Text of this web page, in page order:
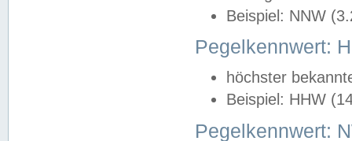
Beispiel: NNW
Pegelkennwert:
höchster
Beispiel: HHW
Pegelkennwert: